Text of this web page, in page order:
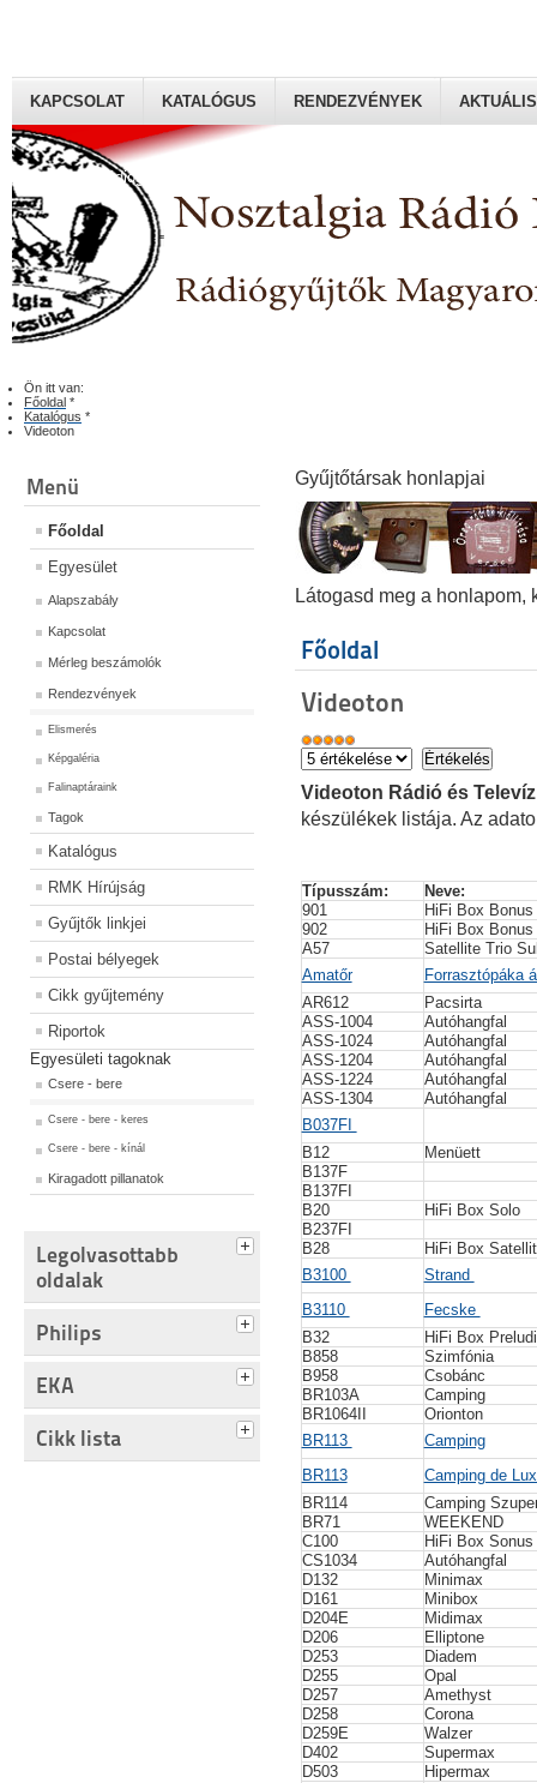
Rádiógyűjtők Magyaroszági Klubja
KAPCSOLAT KATALÓGUS RENDEZVÉNYEK AKTUÁLIS
Ön itt van:
Főoldal *
Katalógus *
Videoton
Menü
Főoldal
Egyesület
Alapszabály
Kapcsolat
Mérleg beszámolók
Rendezvények
Elismerés
Képgaléria
Falinaptáraink
Tagok
Katalógus
RMK Hírújság
Gyűjtők linkjei
Postai bélyegek
Cikk gyűjtemény
Riportok
Egyesületi tagoknak
Csere - bere
Csere - bere - keres
Csere - bere - kínál
Kiragadott pillanatok
Legolvasottabb
oldalak
Philips
EKA
Cikk lista
Gyűjtőtársak honlapjai
Látogasd meg a honlapom,
Főoldal
Videoton
Videoton Rádió és
készülékek listája. Az
Típusszám:
Neve:
901
HiFi Box Bonus
902
HiFi Box Bonus
A57
Satellite Trio
Amatőr
Forrasztópáka
AR612
Pacsirta
ASS-1004
Autóhangfal
ASS-1024
Autóhangfal
ASS-1204
Autóhangfal
ASS-1224
Autóhangfal
ASS-1304
Autóhangfal
B037FI
B12
Menüett
B137F
B137FI
B20
HiFi Box Solo
B237FI
B28
HiFi Box
B3100
Strand
B3110
Fecske
B32
HiFi Box
B858
Szimfónia
B958
Csobánc
BR103A
Camping
BR1064II
Orionton
BR113
Camping
BR113
Camping de
BR114
Camping
BR71
WEEKEND
C100
HiFi Box Sonus
CS1034
Autóhangfal
D132
Minimax
D161
Minibox
D204E
Midimax
D206
Elliptone
D253
Diadem
D255
Opal
D257
Amethyst
D258
Corona
D259E
Walzer
D402
Supermax
D503
Hipermax